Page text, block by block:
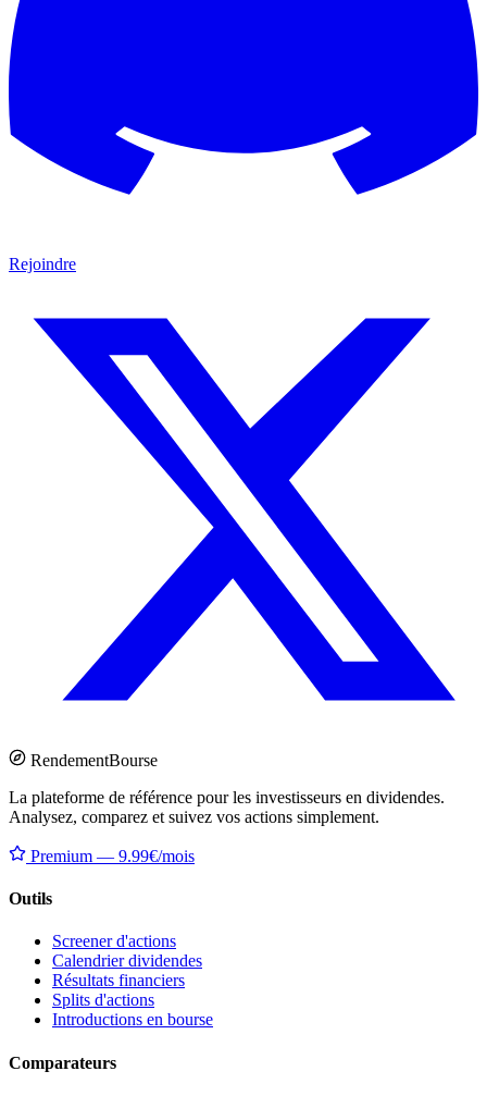
Rejoindre
RendementBourse
La plateforme de référence pour les investisseurs en dividendes.
Analysez, comparez et suivez vos actions simplement.
Premium — 9.99€/mois
Outils
Screener d'actions
Calendrier dividendes
Résultats financiers
Splits d'actions
Introductions en bourse
Comparateurs